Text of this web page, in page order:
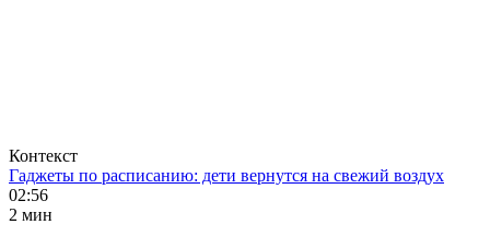
Контекст
Гаджеты по расписанию: дети вернутся на свежий воздух
02:56
2 мин